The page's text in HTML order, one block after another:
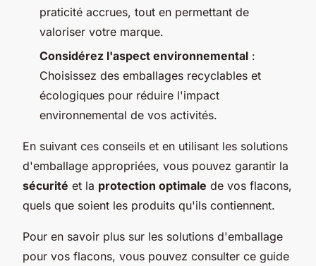
praticité accrues, tout en permettant de
valoriser votre marque.
Considérez l'aspect environnemental :
Choisissez des emballages recyclables et
écologiques pour réduire l'impact
environnemental de vos activités.
En suivant ces conseils et en utilisant les solutions
d'emballage appropriées, vous pouvez garantir la
sécurité et la protection optimale de vos flacons,
quels que soient les produits qu'ils contiennent.
Pour en savoir plus sur les solutions d'emballage
pour vos flacons, vous pouvez consulter ce guide